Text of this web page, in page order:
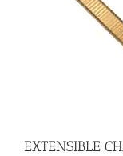
EXTENSIBLE